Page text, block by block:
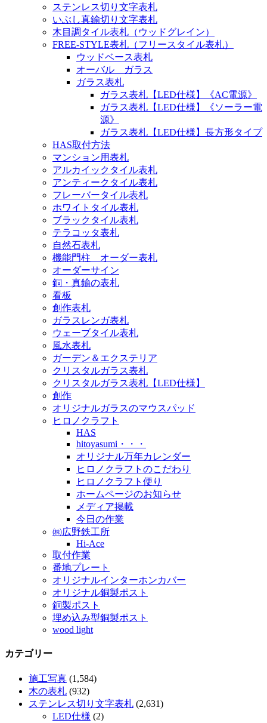
ステンレス切り文字表札
いぶし真鍮切り文字表札
木目調タイル表札（ウッドグレイン）
FREE-STYLE表札（フリースタイル表札）
ウッドベース表札
オーバル ガラス
ガラス表札
ガラス表札【LED仕様】《AC電源》
ガラス表札【LED仕様】《ソーラー電
源》
ガラス表札【LED仕様】長方形タイプ
HAS取付方法
マンション用表札
アルカイックタイル表札
アンティークタイル表札
フレーバータイル表札
ホワイトタイル表札
ブラックタイル表札
テラコッタ表札
自然石表札
機能門柱 オーダー表札
オーダーサイン
銅・真鍮の表札
看板
創作表札
ガラスレンガ表札
ウェーブタイル表札
風水表札
ガーデン＆エクステリア
クリスタルガラス表札
クリスタルガラス表札【LED仕様】
創作
オリジナルガラスのマウスパッド
ヒロノクラフト
HAS
hitoyasumi・・・
オリジナル万年カレンダー
ヒロノクラフトのこだわり
ヒロノクラフト便り
ホームページのお知らせ
メディア掲載
今日の作業
㈱広野鉄工所
Hi-Ace
取付作業
番地プレート
オリジナルインターホンカバー
オリジナル銅製ポスト
銅製ポスト
埋め込み型銅製ポスト
wood light
カテゴリー
施工写真 (1,584)
木の表札 (932)
ステンレス切り文字表札 (2,631)
LED仕様 (2)